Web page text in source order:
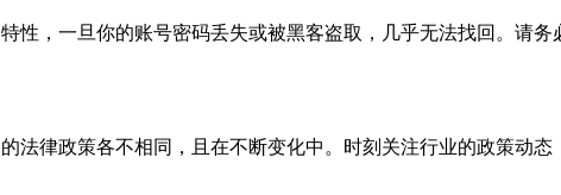
性，一旦你的账号密码丢失或被黑客盗取，几乎无法找回。请
法律政策各不相同，且在不断变化中。时刻关注行业的政策动